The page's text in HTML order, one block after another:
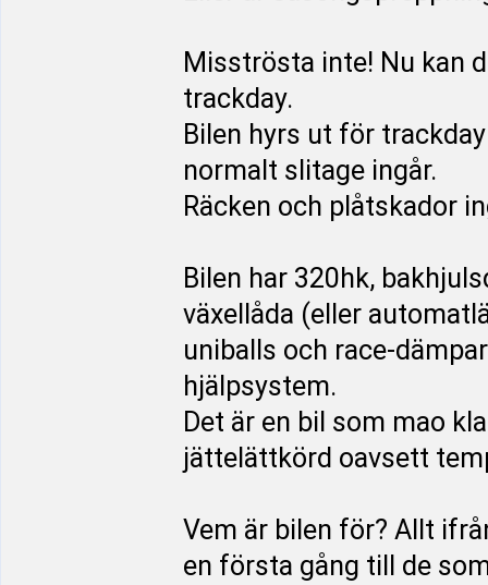
Misströsta inte! Nu kan
trackday.
Bilen hyrs ut för
normalt slitage ingår.
Räcken och plåtskador
Bilen har 320hk,
växellåda (eller
uniballs och race-
hjälpsystem.
Det är en bil som mao
jättelättkörd oavsett
Vem är bilen för? Allt
en första gång till de